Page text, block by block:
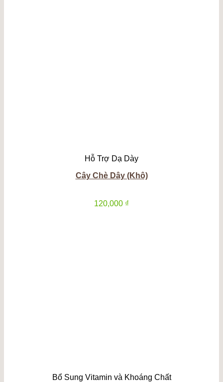
Hỗ Trợ Dạ Dày
Cây Chè Dây (Khô)
120,000 ₫
Bổ Sung Vitamin và Khoáng Chất